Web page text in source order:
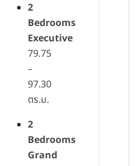
2
Bedrooms
Executive
79.75
–
97.30
ตร.ม.
2
Bedrooms
Grand